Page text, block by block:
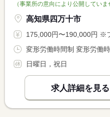
（事業所の意向により公開していま
高知県四万十市
175,000円〜190,000円 ※フルタイム求人の場合は月額（
日曜日，祝日
求人詳細を見る